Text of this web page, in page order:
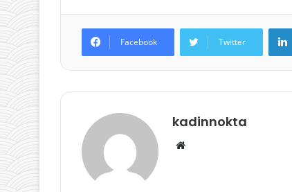
Facebook Twitter
kadinnokta
Web